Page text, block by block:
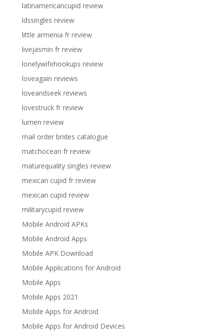
latinamericancupid review
ldssingles review
little armenia fr review
livejasmin fr review
lonelywifehookups review
loveagain reviews
loveandseek reviews
lovestruck fr review
lumen review
mail order brides catalogue
matchocean fr review
maturequality singles review
mexican cupid fr review
mexican cupid review
militarycupid review
Mobile Android APKs
Mobile Android Apps
Mobile APK Download
Mobile Applications for Android
Mobile Apps
Mobile Apps 2021
Mobile Apps for Android
Mobile Apps for Android Devices